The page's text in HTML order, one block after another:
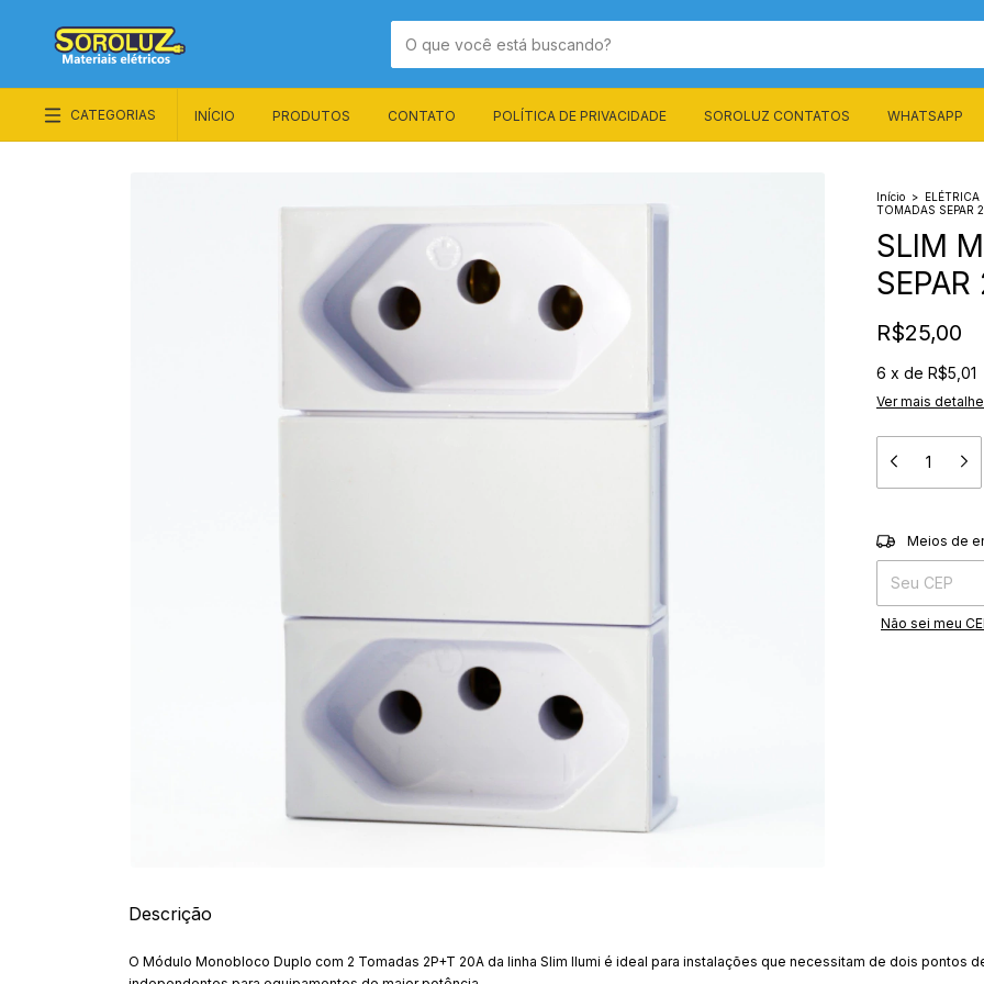
CATEGORIAS INÍCIO PRODUTOS CONTATO POLÍTICA DE PRIVACIDADE SOROLUZ CONTATOS WHATSAPP
Início > ELÉTRICA
TOMADAS SEPAR
SLIM
R$25,00
6 x de R$5,01
Ver mais
Entregas para o
Meios de
Não sei meu
Descrição
O Módulo Monobloco Duplo com 2 Tomadas 2P+T 20A da linha Slim Ilumi é ideal para instalações que necessitam de dois pontos